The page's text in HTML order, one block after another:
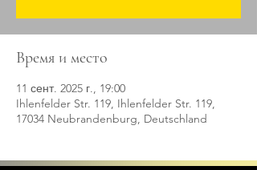
Время и место
11 сент. 2025 г., 19:00
Ihlenfelder Str. 119, Ihlenfelder Str. 119,
17034 Neubrandenburg, Deutschland